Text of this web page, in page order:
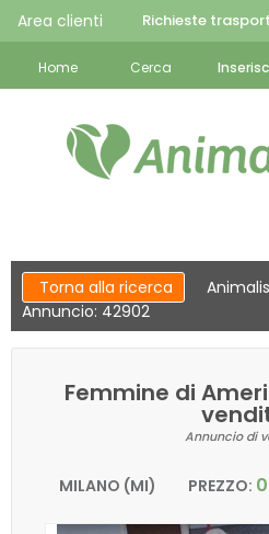
Area clienti Richieste
Home Cerca
Torna alla ricerca
Annuncio: 42902
Femmine di
Annuncio di
MILANO (MI) PREZZO: